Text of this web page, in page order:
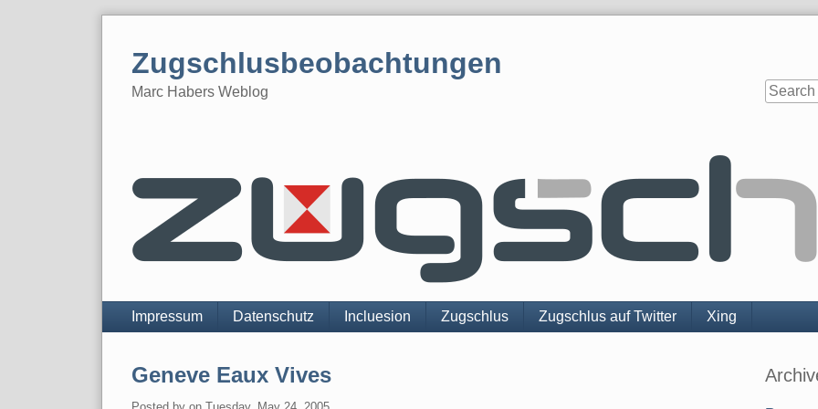
Zugschlusbeobachtungen
Marc Habers Weblog
Navigation
Impressum Datenschutz Incluesion Zugschlus Zugschlus auf Twitter Xing
Geneve Eaux Vives Sidebar